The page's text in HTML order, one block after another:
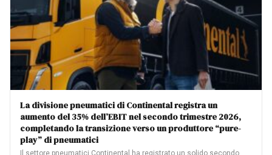
La divisione pneumatici di Continental registra un
aumento del 35% dell’EBIT nel secondo trimestre 2026,
completando la transizione verso un produttore “pure-
play” di pneumatici
Il settore pneumatici Continental ha registrato un solido secondo